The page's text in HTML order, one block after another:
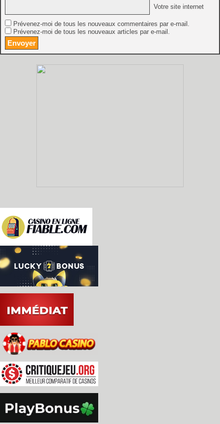
Votre site internet
Prévenez-moi de tous les nouveaux commentaires par e-mail.
Prévenez-moi de tous les nouveaux articles par e-mail.